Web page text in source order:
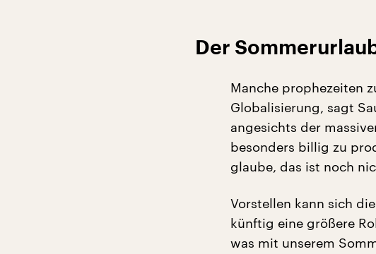
Der
Manche prophezeiten
Globalisierung, sagt
angesichts der
besonders billig zu
glaube, das ist noch
Vorstellen kann sich
künftig eine größere
was mit unserem